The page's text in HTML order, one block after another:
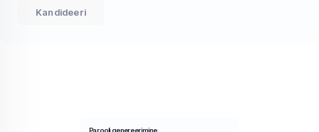
Kandideeri